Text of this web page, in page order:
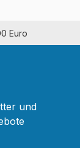
Euro
und